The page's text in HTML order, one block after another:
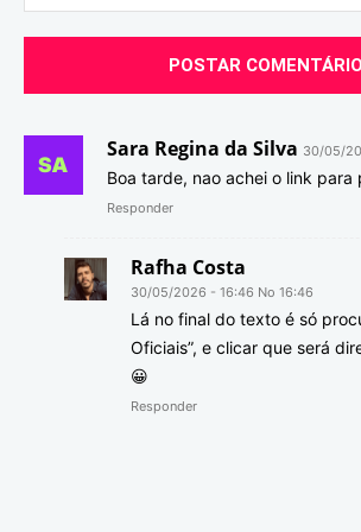
Sara Regina da Silva 30/05/
Boa tarde, nao achei o link para
Responder
Rafha Costa
30/05/2026 - 16:46 No 16:46
Lá no final do texto é só
Oficiais”, e clicar que será
😀
Responder